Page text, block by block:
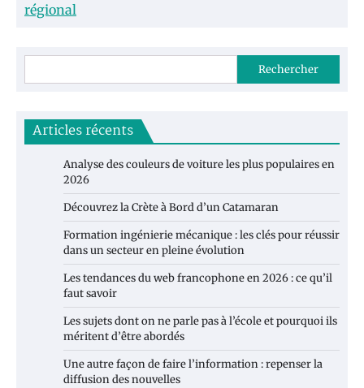
régional
Rechercher
Articles récents
Analyse des couleurs de voiture les plus populaires en
2026
Découvrez la Crète à Bord d’un Catamaran
Formation ingénierie mécanique : les clés pour réussir
dans un secteur en pleine évolution
Les tendances du web francophone en 2026 : ce qu’il
faut savoir
Les sujets dont on ne parle pas à l’école et pourquoi ils
méritent d’être abordés
Une autre façon de faire l’information : repenser la
diffusion des nouvelles